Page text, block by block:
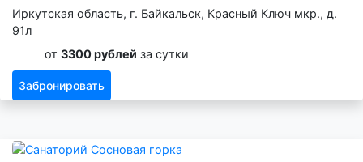
Иркутская область, г. Байкальск, Красный Ключ мкр., д.
91л
от 3300 рублей за сутки
Забронировать